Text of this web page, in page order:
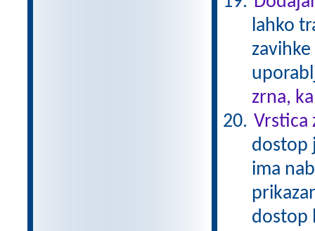
lahko
zrna,
Vrstica
dostop
ima
dostop